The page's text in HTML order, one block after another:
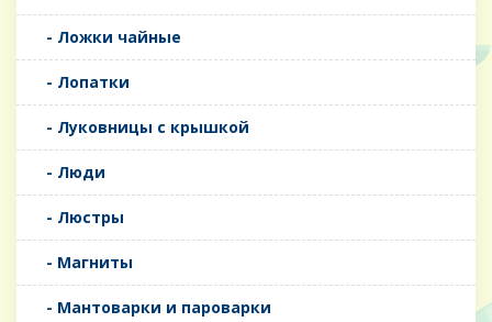
- Ложки чайные
- Лопатки
- Луковницы с крышкой
- Люди
- Люстры
- Магниты
- Мантоварки и пароварки